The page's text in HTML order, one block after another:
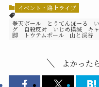
イベント・路上ライブ
登天ポール とうてんぽーる
グ 自殺反対 いじめ撲滅 キャ
脚 トウテムポール 山と渓谷
よかった